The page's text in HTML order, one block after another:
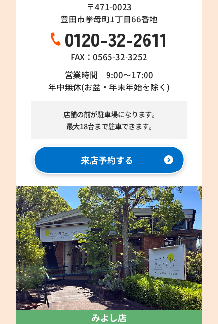
〒471-0023
豊田市挙母町1丁目66番地
0120-32-2611
FAX：0565-32-3252
営業時間 9:00～17:00
年中無休(お盆・年末年始を除く)
店舗の前が駐車場になります。
最大18台まで駐車できます。
来店予約する
みよし店